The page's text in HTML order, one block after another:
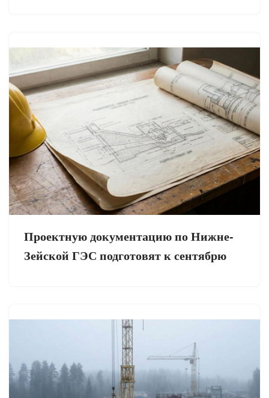
Проектную документацию по Нижне-
Зейской ГЭС подготовят к сентябрю